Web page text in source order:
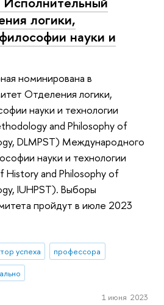
логики,
науки и
номинирована в
Отделения логики,
науки и технологии
and Philosophy of
DLMPST) Международного
науки и технологии
History and Philosophy of
IUHPST). Выборы
пройдут в июле 2023
успеха
профессора
1 июня 2023